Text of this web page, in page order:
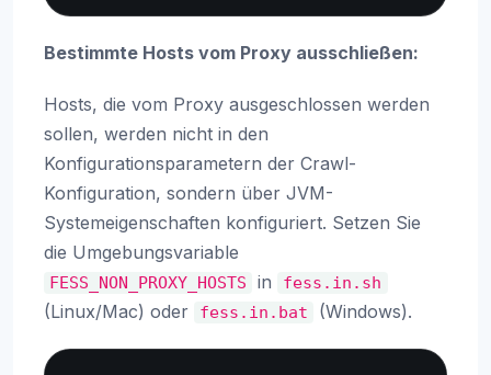
Bestimmte Hosts vom Proxy ausschließen:
Hosts, die vom Proxy ausgeschlossen werden
sollen, werden nicht in den
Konfigurationsparametern der Crawl-
Konfiguration, sondern über JVM-
Systemeigenschaften konfiguriert. Setzen Sie
die Umgebungsvariable
FESS_NON_PROXY_HOSTS in fess.in.sh
(Linux/Mac) oder fess.in.bat (Windows).